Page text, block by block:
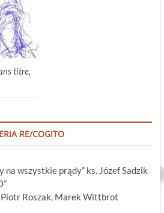
titre,
RE/COGITO
na wszystkie prądy” ks. Józef Sadzik
Roszak, Marek Wittbrot